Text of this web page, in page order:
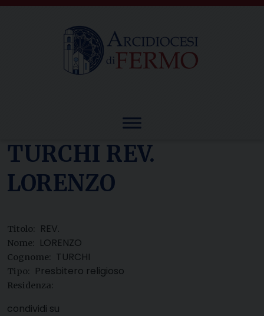
Skip
TURCHI REV.
LORENZO
Titolo: REV.
Nome: LORENZO
Cognome: TURCHI
Tipo: Presbitero religioso
Residenza:
condividi su